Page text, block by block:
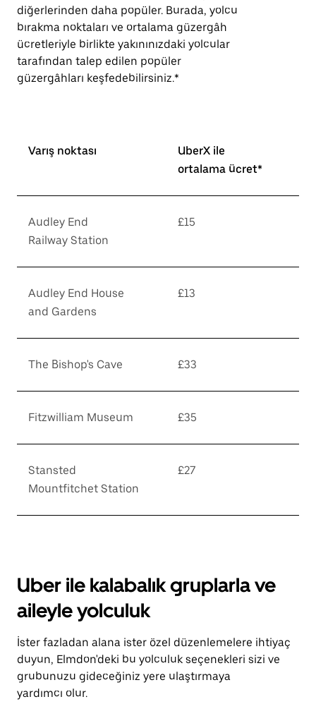
diğerlerinden daha popüler. Burada, yolcu
bırakma noktaları ve ortalama güzergâh
ücretleriyle birlikte yakınınızdaki yolcular
tarafından talep edilen popüler
güzergâhları keşfedebilirsiniz.*
Varış noktası
UberX ile
ortalama ücret*
Audley End
Railway Station
£15
Audley End House
and Gardens
£13
The Bishop's Cave £33
Fitzwilliam Museum £35
Stansted
Mountfitchet Station
£27
Uber ile kalabalık gruplarla ve
aileyle yolculuk
İster fazladan alana ister özel düzenlemelere ihtiyaç
duyun, Elmdon'deki bu yolculuk seçenekleri sizi ve
grubunuzu gideceğiniz yere ulaştırmaya
yardımcı olur.